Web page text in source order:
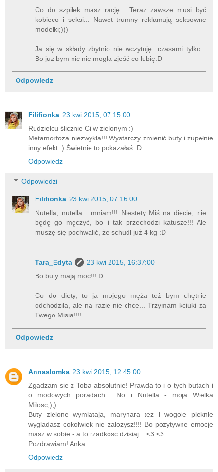
Co do szpilek masz rację... Teraz zawsze musi być
kobieco i seksi... Nawet trumny reklamują seksowne
modelki;)))
Ja się w składy zbytnio nie wczytuję...czasami tylko...
Bo juz bym nic nie mogła zjeść co lubię:D
Odpowiedz
Filifionka 23 kwi 2015, 07:15:00
Rudzielcu ślicznie Ci w zielonym :)
Metamorfoza niezwykła!!! Wystarczy zmienić buty i zupełnie
inny efekt :) Świetnie to pokazałaś :D
Odpowiedz
Odpowiedzi
Filifionka 23 kwi 2015, 07:16:00
Nutella, nutella... mniam!!! Niestety Miś na diecie, nie
będę go męczyć, bo i tak przechodzi katusze!!! Ale
muszę się pochwalić, że schudł już 4 kg :D
Tara_Edyta
23 kwi 2015, 16:37:00
Bo buty mają moc!!!:D
Co do diety, to ja mojego męża też bym chętnie
odchodziła, ale na razie nie chce... Trzymam kciuki za
Twego Misia!!!!
Odpowiedz
Annaslomka 23 kwi 2015, 12:45:00
Zgadzam sie z Toba absolutnie! Prawda to i o tych butach i
o modowych poradach... No i Nutella - moja Wielka
Milosc;);)
Buty zielone wymiataja, marynara tez i wogole pieknie
wygladasz cokolwiek nie zalozysz!!!! Bo pozytywne emocje
masz w sobie - a to rzadkosc dzisiaj... <3 <3
Pozdrawiam! Anka
Odpowiedz